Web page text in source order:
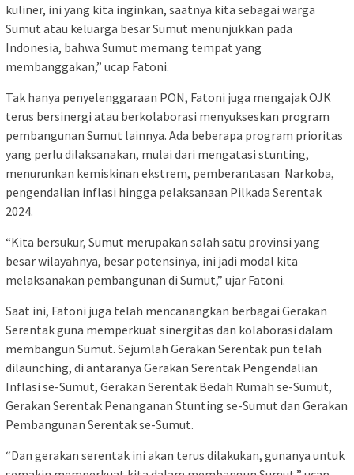
kuliner, ini yang kita inginkan, saatnya kita sebagai warga
Sumut atau keluarga besar Sumut menunjukkan pada
Indonesia, bahwa Sumut memang tempat yang
membanggakan,” ucap Fatoni.
Tak hanya penyelenggaraan PON, Fatoni juga mengajak OJK
terus bersinergi atau berkolaborasi menyukseskan program
pembangunan Sumut lainnya. Ada beberapa program prioritas
yang perlu dilaksanakan, mulai dari mengatasi stunting,
menurunkan kemiskinan ekstrem, pemberantasan Narkoba,
pengendalian inflasi hingga pelaksanaan Pilkada Serentak
2024.
“Kita bersukur, Sumut merupakan salah satu provinsi yang
besar wilayahnya, besar potensinya, ini jadi modal kita
melaksanakan pembangunan di Sumut,” ujar Fatoni.
Saat ini, Fatoni juga telah mencanangkan berbagai Gerakan
Serentak guna memperkuat sinergitas dan kolaborasi dalam
membangun Sumut. Sejumlah Gerakan Serentak pun telah
dilaunching, di antaranya Gerakan Serentak Pengendalian
Inflasi se-Sumut, Gerakan Serentak Bedah Rumah se-Sumut,
Gerakan Serentak Penanganan Stunting se-Sumut dan Gerakan
Pembangunan Serentak se-Sumut.
“Dan gerakan serentak ini akan terus dilakukan, gunanya untuk